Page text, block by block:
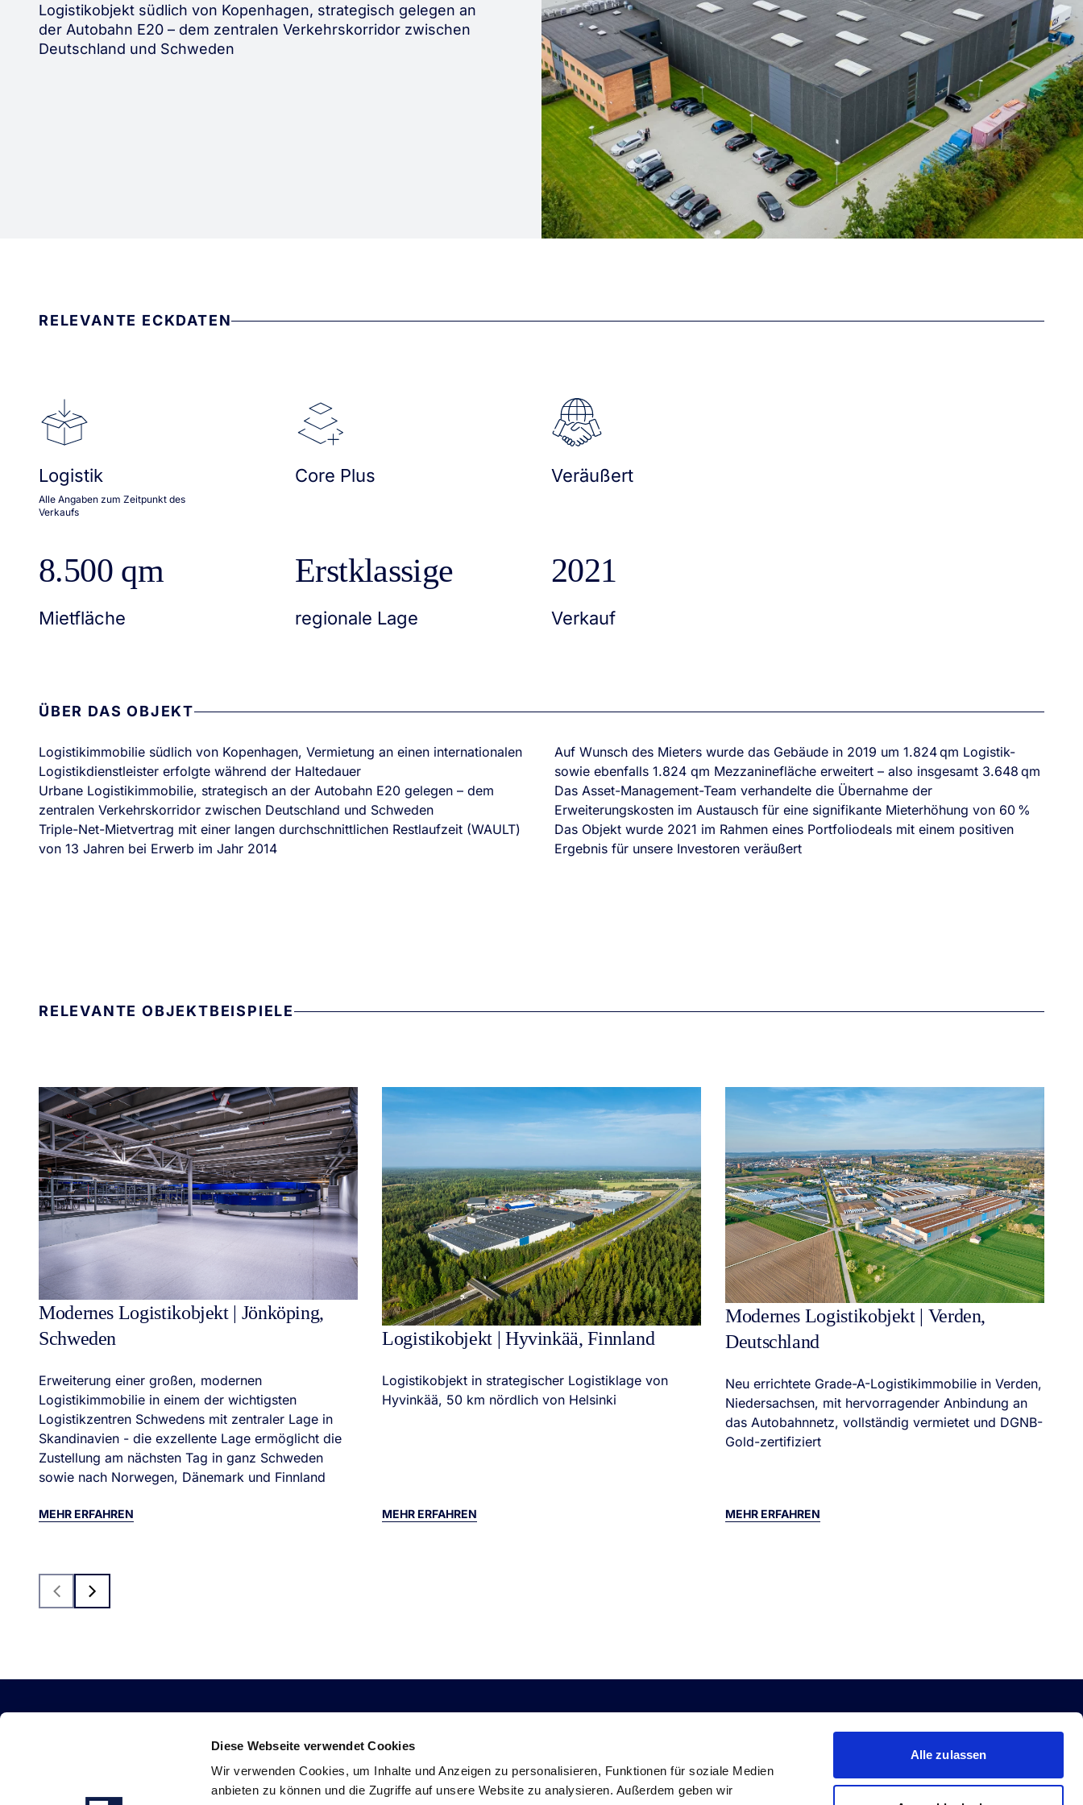
Diese Webseite verwendet Cookies
Wir verwenden Cookies, um Inhalte und Anzeigen zu personalisieren, Funktionen für soziale Medien
anbieten zu können und die Zugriffe auf unsere Website zu analysieren. Außerdem geben wir
Alle zulassen
Logistikobjekt südlich von Kopenhagen, strategisch gelegen an
der Autobahn E20 – dem zentralen Verkehrskorridor zwischen
Deutschland und Schweden
RELEVANTE ECKDATEN
Logistik
Alle Angaben zum Zeitpunkt des
Verkaufs
Core Plus Veräußert
8.500 qm
Mietfläche
Erstklassige
regionale Lage
2021
Verkauf
ÜBER DAS OBJEKT
Logistikimmobilie südlich von Kopenhagen, Vermietung an einen internationalen
Logistikdienstleister erfolgte während der Haltedauer
Urbane Logistikimmobilie, strategisch an der Autobahn E20 gelegen – dem
zentralen Verkehrskorridor zwischen Deutschland und Schweden
Triple-Net-Mietvertrag mit einer langen durchschnittlichen Restlaufzeit (WAULT)
von 13 Jahren bei Erwerb im Jahr 2014
Auf Wunsch des Mieters wurde das Gebäude in 2019 um 1.824 qm Logistik-
sowie ebenfalls 1.824 qm Mezzaninefläche erweitert – also insgesamt 3.648 qm
Das Asset-Management-Team verhandelte die Übernahme der
Erweiterungskosten im Austausch für eine signifikante Mieterhöhung von 60 %
Das Objekt wurde 2021 im Rahmen eines Portfoliodeals mit einem positiven
Ergebnis für unsere Investoren veräußert
RELEVANTE OBJEKTBEISPIELE
Modernes Logistikobjekt | Jönköping,
Schweden
Erweiterung einer großen, modernen
Logistikimmobilie in einem der wichtigsten
Logistikzentren Schwedens mit zentraler Lage in
Skandinavien - die exzellente Lage ermöglicht die
Zustellung am nächsten Tag in ganz Schweden
sowie nach Norwegen, Dänemark und Finnland
MEHR ERFAHREN
Logistikobjekt | Hyvinkää, Finnland
Logistikobjekt in strategischer Logistiklage von
Hyvinkää, 50 km nördlich von Helsinki
MEHR ERFAHREN
Modernes Logistikobjekt | Verden,
Deutschland
Neu errichtete Grade-A-Logistikimmobilie in Verden,
Niedersachsen, mit hervorragender Anbindung an
das Autobahnnetz, vollständig vermietet und DGNB-
Gold-zertifiziert
MEHR ERFAHREN
Previous
Next
LINKS
Logistik & Light Industrial
Debt Investments